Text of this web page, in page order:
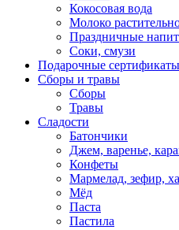
Кокосовая вода
Молоко
Праздничные
Соки, смузи
Подарочные сертификаты
Сборы и травы
Сборы
Травы
Сладости
Батончики
Джем, варенье,
Конфеты
Мармелад, зефир,
Мёд
Паста
Пастила